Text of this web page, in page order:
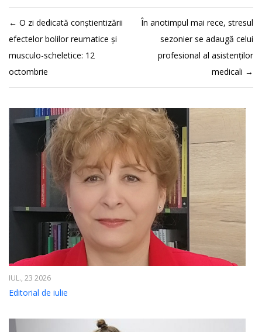
← O zi dedicată conștientizării
efectelor bolilor reumatice și
musculo-scheletice: 12
octombrie
În anotimpul mai rece, stresul
sezonier se adaugă celui
profesional al asistenților
medicali →
IUL., 23 2026
Editorial de iulie